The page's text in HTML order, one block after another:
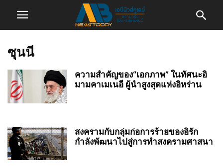
ซุนนี
ความสำคัญของ“เอกภาพ” ในทัศนะอิ
มามคาเมเนอี ผู้นำสูงสุดแห่งอิหร่าน
สงครามกับกลุ่มก่อการร้ายของอิรัก
กำลังพัฒนาไปสู่การทำสงครามศาสนา